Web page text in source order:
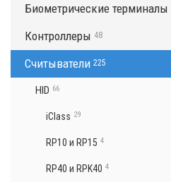
Биометрические терминалы
Контроллеры 48
Считыватели 225
HID 66
iClass 29
RP10 и RP15 4
RP40 и RPK40 4